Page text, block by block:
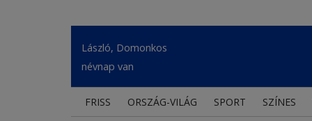
László, Domonkos
névnap van
FRISS ORSZÁG-VILÁG SPORT SZÍNES